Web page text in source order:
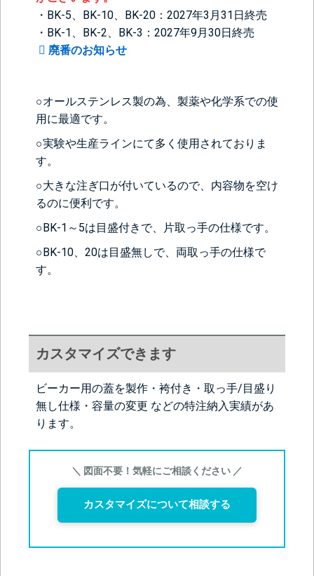
・BK-5、BK-10、BK-20：2027年3月31日終売
・BK-1、BK-2、BK-3：2027年9月30日終売
廃番のお知らせ
○オールステンレス製の為、製薬や化学系での使
用に最適です。
○実験や生産ラインにて多く使用されておりま
す。
○大きな注ぎ口が付いているので、内容物を空け
るのに便利です。
○BK-1～5は目盛付きで、片取っ手の仕様です。
○BK-10、20は目盛無しで、両取っ手の仕様で
す。
カスタマイズできます
ビーカー用の蓋を製作・袴付き・取っ手/目盛り
無し仕様・容量の変更 などの特注納入実績があ
ります。
＼ 図面不要！気軽にご相談ください ／
カスタマイズについて相談する